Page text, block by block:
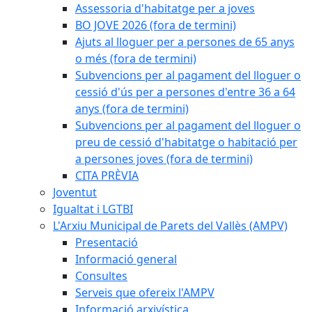
Assessoria d'habitatge per a joves
BO JOVE 2026 (fora de termini)
Ajuts al lloguer per a persones de 65 anys
o més (fora de termini)
Subvencions per al pagament del lloguer o
cessió d'ús per a persones d'entre 36 a 64
anys (fora de termini)
Subvencions per al pagament del lloguer o
preu de cessió d'habitatge o habitació per
a persones joves (fora de termini)
CITA PRÈVIA
Joventut
Igualtat i LGTBI
L'Arxiu Municipal de Parets del Vallès (AMPV)
Presentació
Informació general
Consultes
Serveis que ofereix l'AMPV